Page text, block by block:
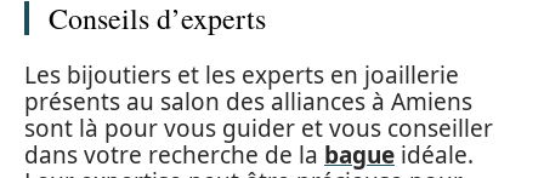
Conseils d’experts
Les bijoutiers et les experts en joaillerie
présents au salon des alliances à Amiens
sont là pour vous guider et vous conseiller
dans votre recherche de la bague idéale.